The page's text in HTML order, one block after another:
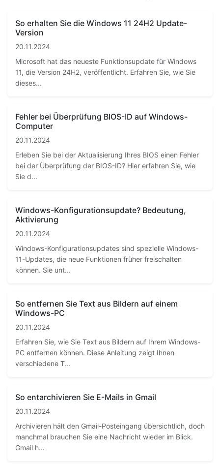
So erhalten Sie die Windows 11 24H2 Update-
Version
20.11.2024
Microsoft hat das neueste Funktionsupdate für Windows
11, die Version 24H2, veröffentlicht. Erfahren Sie, wie Sie
dieses...
Fehler bei Überprüfung BIOS-ID auf Windows-
Computer
20.11.2024
Erleben Sie bei der Aktualisierung Ihres BIOS einen Fehler
bei der Überprüfung der BIOS-ID? Hier erfahren Sie, wie
Sie d...
Windows-Konfigurationsupdate? Bedeutung,
Aktivierung
20.11.2024
Windows-Konfigurationsupdates sind spezielle Windows-
11-Updates, die neue Funktionen früher freischalten
können. Sie unt...
So entfernen Sie Text aus Bildern auf einem
Windows-PC
20.11.2024
Erfahren Sie, wie Sie Text aus Bildern auf Ihrem Windows-
PC entfernen können. Diese Anleitung zeigt Ihnen
verschiedene T...
So entarchivieren Sie E-Mails in Gmail
20.11.2024
Archivieren hält den Gmail-Posteingang übersichtlich, doch
manchmal brauchen Sie eine Nachricht wieder im Blick.
Gmail h...